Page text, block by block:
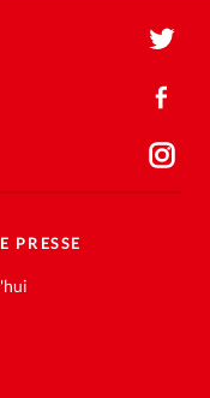
PRESSE